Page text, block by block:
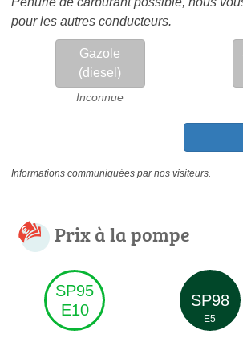
pour les autres conducteurs.
Gazole
(diesel)
Inconnue
Informations communiquées par nos visiteurs.
Prix à la pompe
SP95
E10
SP98
E5